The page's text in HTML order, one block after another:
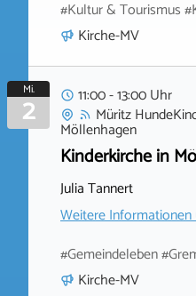
#Kultur & Tourismus
Kirche-MV
Mi.
2
11:00 - 13:00 Uhr
Müritz
Möllenhagen
Kinderkirche in
Julia Tannert
Weitere
#Gemeindeleben
Kirche-MV